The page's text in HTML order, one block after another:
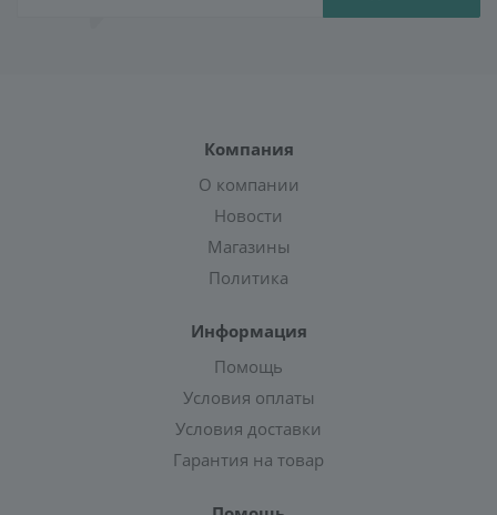
Компания
О компании
Новости
Магазины
Политика
Информация
Помощь
Условия оплаты
Условия доставки
Гарантия на товар